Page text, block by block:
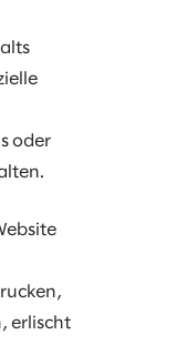
oder
erlischt